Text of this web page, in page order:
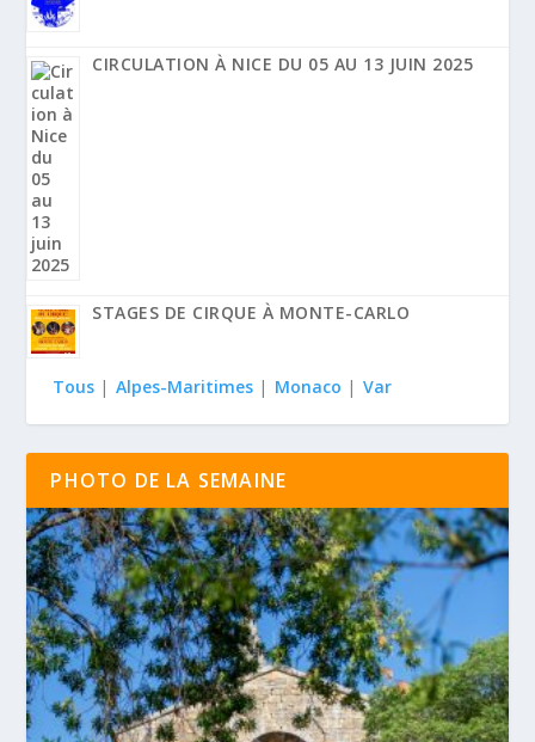
CIRCULATION À NICE DU 05 AU 13 JUIN 2025
STAGES DE CIRQUE À MONTE-CARLO
Tous | Alpes-Maritimes | Monaco | Var
PHOTO DE LA SEMAINE